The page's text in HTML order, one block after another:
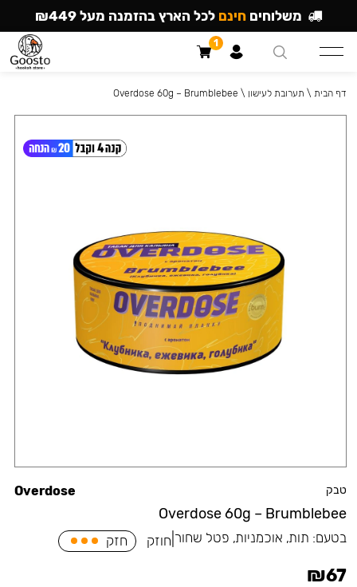
טבק
Overdose 60g – Brumblebee
Overdose
בטעם: תות, אוכמניות, פטל שחור חוזק חזק
₪67
דף הבית \ תערובת לעישון \
Overdose 60g – Brumblebee
משלוחים חינם לכל הארץ בהזמנה מעל ₪449
1